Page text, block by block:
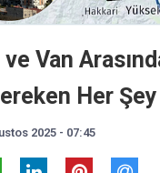
Van
Her Şey
2025 - 07:45